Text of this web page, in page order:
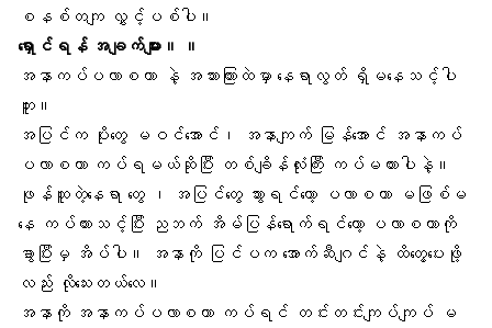
စနစ်တကျ လွှင့်ပစ်ပါ။
ရှောင်ရန် အချက်များ။ ။
အနာကပ်ပလာစတာ နဲ့ အသားကြားထဲမှာ နေရာလွတ် ရှိမနေသင့်ပါ
ဘူး။
အပြင်က ပိုးတွေ မဝင်အောင်၊ အနာကျက် မြန်အောင် အနာကပ်
ပလာစတာ ကပ်ရမယ်ဆိုပြီး တစ်ချိန်လုံးကြီး ကပ်မထားပါနဲ့။
ဖုန်ထူတဲ့နေရာ တွေ ၊ အပြင်တွေ သွားရင်တော့ ပလာစတာ မဖြစ်မ
နေ ကပ်ထားသင့်ပြီး ညဘက် အိမ်ပြန်ရောက်ရင်တော့ ပလာစတာကို
ခွာပြီးမှ အိပ်ပါ။ အနာကို ပြင်ပက အောက်ဆီဂျင်နဲ့ ထိတွေ့ပေးဖို့
လည်း လိုသေးတယ်လေ။
အနာကို အနာကပ်ပလာစတာ ကပ်ရင် တင်းတင်းကျပ်ကျပ် မ